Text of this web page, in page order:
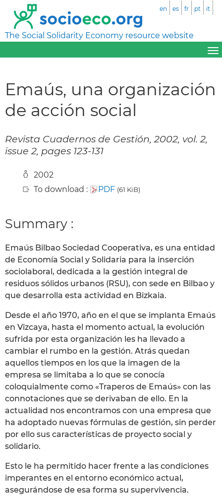
The Social Solidarity Economy resource website
en es fr pt it
Emaús, una organización
de acción social
Revista Cuadernos de Gestión, 2002, vol. 2,
issue 2, pages 123-131
2002
To download :
PDF (61 KiB)
Summary :
Emaús Bilbao Sociedad Cooperativa, es una entidad
de Economía Social y Solidaria para la inserción
sociolaboral, dedicada a la gestión integral de
residuos sólidos urbanos (RSU), con sede en Bilbao y
que desarrolla esta actividad en Bizkaia.
Desde el año 1970, año en el que se implanta Emaús
en Vizcaya, hasta el momento actual, la evolución
sufrida por esta organización les ha llevado a
cambiar el rumbo en la gestión. Atrás quedan
aquellos tiempos en los que la imagen de la
empresa se limitaba a lo que se conocía
coloquialmente como «Traperos de Emaús» con las
connotaciones que se derivaban de ello. En la
actualidad nos encontramos con una empresa que
ha adoptado nuevas fórmulas de gestión, sin perder
por ello sus características de proyecto social y
solidario.
Esto le ha permitido hacer frente a las condiciones
imperantes en el entorno económico actual,
asegurándose de esa forma su supervivencia.